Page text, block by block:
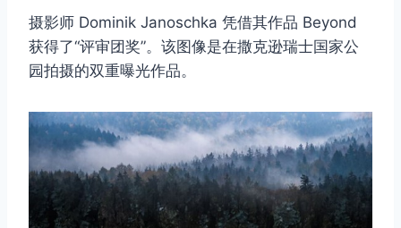
摄影师 Dominik Janoschka 凭借其作品 Beyond
获得了“评审团奖”。该图像是在撒克逊瑞士国家公
园拍摄的双重曝光作品。